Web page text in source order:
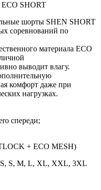
SHORT
шорты SHEN SHORT
соревнований по
материала ECO
выводит влагу.
комфорт даже при
нагрузках.
спереди;
+ ECO MESH)
S, M, L, XL, XXL, 3XL